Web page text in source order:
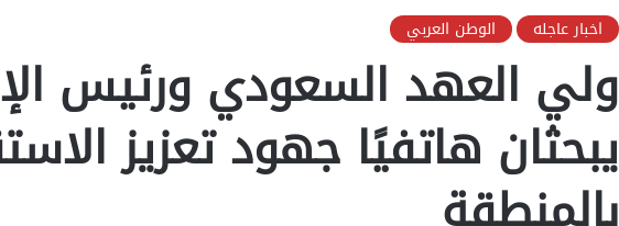
اخبار عاجله الوطن العربي
ولي العهد السعودي ورئيس
يبحثان هاتفيًا جهود تعزيز